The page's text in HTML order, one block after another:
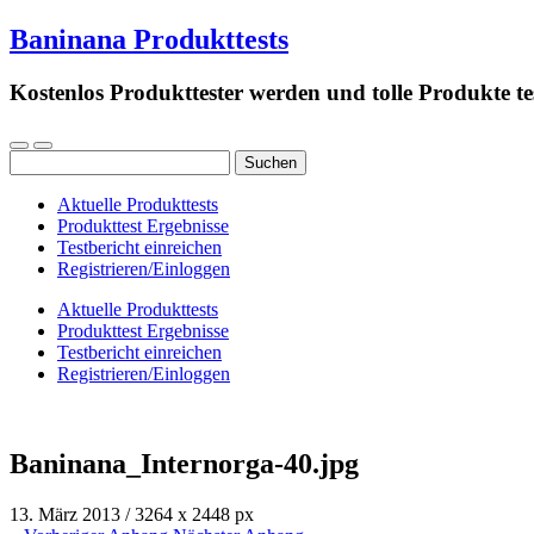
Baninana Produkttests
Kostenlos Produkttester werden und tolle Produkte
nach:
Aktuelle Produkttests
Produkttest Ergebnisse
Testbericht einreichen
Registrieren/Einloggen
Aktuelle Produkttests
Produkttest Ergebnisse
Testbericht einreichen
Registrieren/Einloggen
Baninana_Internorga-40.jpg
13. März 2013 /3264 x 2448 px